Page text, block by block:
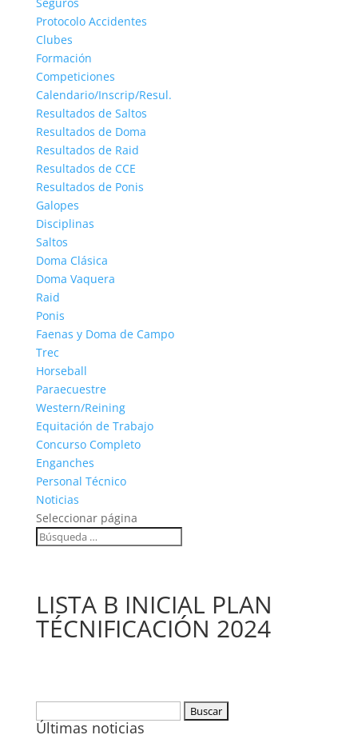
Protocolo Accidentes
Clubes
Formación
Competiciones
Calendario/Inscrip/Resul.
Resultados de Saltos
Resultados de Doma
Resultados de Raid
Resultados de CCE
Resultados de Ponis
Galopes
Disciplinas
Saltos
Doma Clásica
Doma Vaquera
Raid
Ponis
Faenas y Doma de Campo
Trec
Horseball
Paraecuestre
Western/Reining
Equitación de Trabajo
Concurso Completo
Enganches
Personal Técnico
Noticias
Seleccionar página
LISTA B INICIAL PLAN
TÉCNIFICACIÓN 2024
Últimas noticias